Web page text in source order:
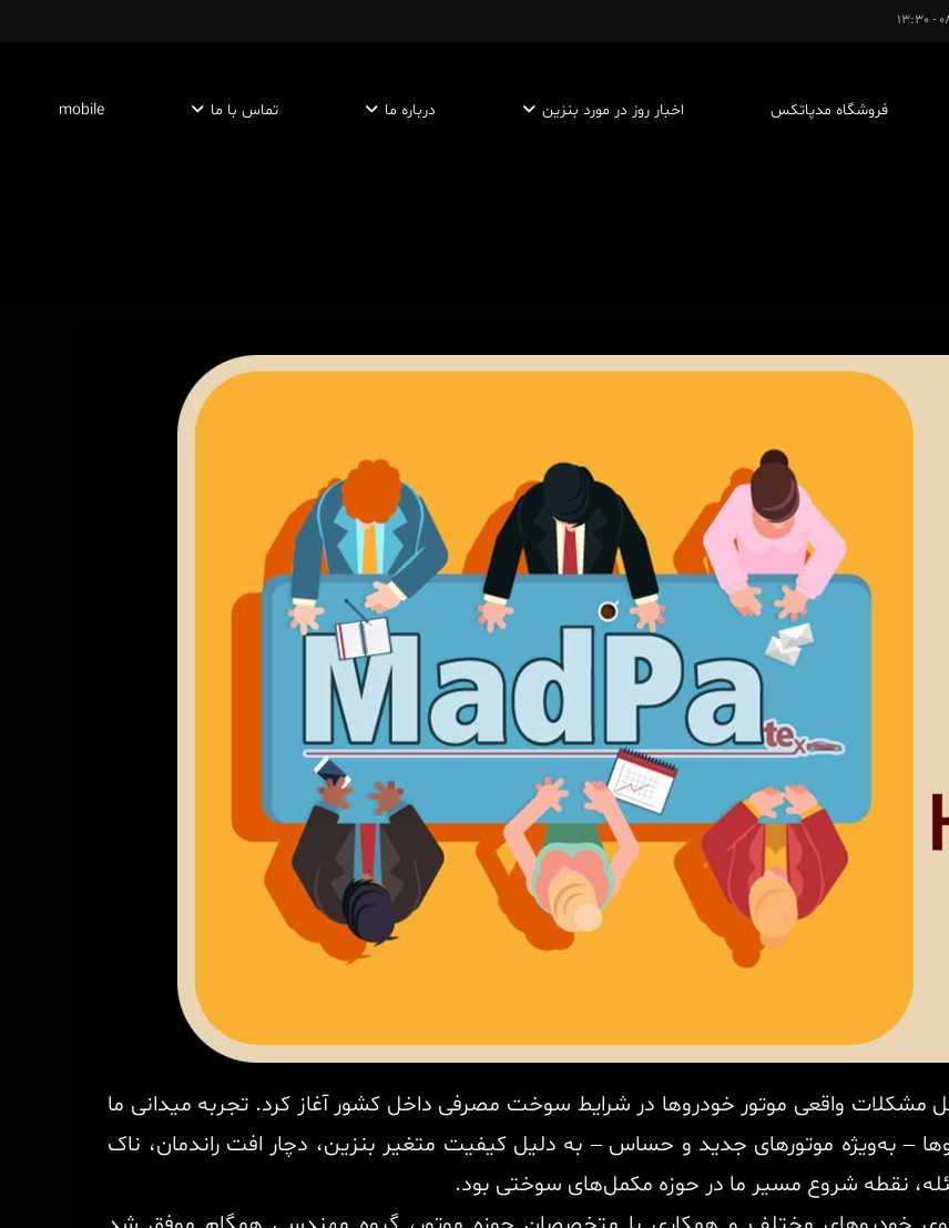
فروشگاه مدپاتکس اخبار روز در مورد بنزین درباره ما تماس با ما mobile
مشکلات واقعی موتور خودروها در شرایط سوخت مصرفی داخل کشور آغاز کرد. تجربه میدانی ما
– به‌ویژه موتورهای جدید و حساس – به دلیل کیفیت متغیر بنزین، دچار افت راندمان، ناک
نقطه شروع مسیر ما در حوزه مکمل‌های سوختی بود.